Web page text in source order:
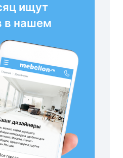
ищут
в нашем